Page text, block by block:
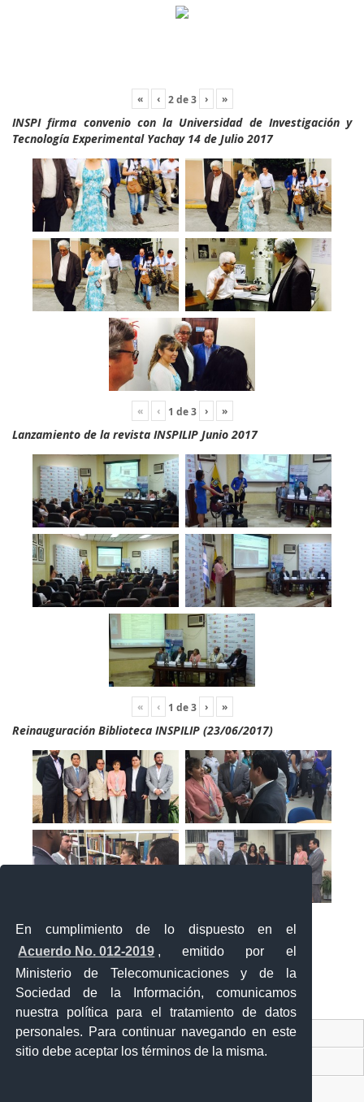
En cumplimiento de lo dispuesto en el
Acuerdo No. 012-2019 , emitido por el
Ministerio de Telecomunicaciones y de la
Sociedad de la Información, comunicamos
nuestra política para el tratamiento de datos
personales. Para continuar navegando en este
sitio debe aceptar los términos de la misma.
« ‹ 2de3 › »
INSPI firma convenio con la Universidad de Investigación y
Tecnología Experimental Yachay 14 de Julio 2017
« ‹ 1 de3 › »
Lanzamiento de la revista INSPILIP Junio 2017
« ‹ 1 de3 › »
Reinauguración Biblioteca INSPILIP (23/06/2017)
Contacto Ciudadano Digital